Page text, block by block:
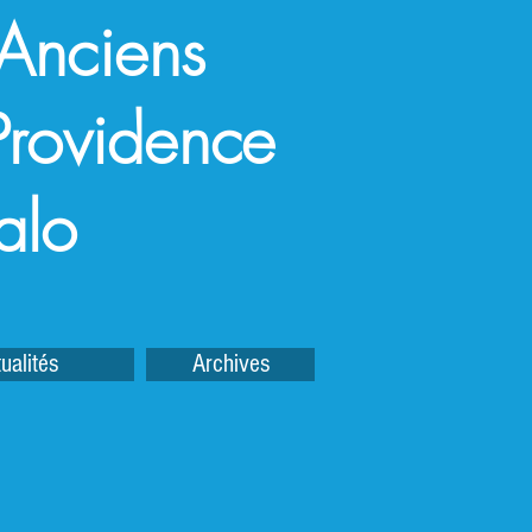
Archives